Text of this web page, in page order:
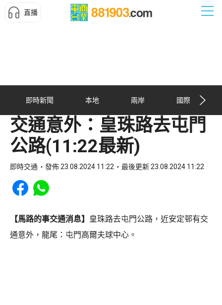
直播
即時新聞 本地 兩岸 國際
交通意外：皇珠路去屯門
公路(11:22最新)
即時交通 發佈 23.08.2024 11:22 最後更新 23.08.2024 11:22
Share to Facebook
Share to WhatsApp
【馬路的事交通消息】
皇珠路去屯門公路，近安定邨有交
通意外，龍尾：屯門高爾夫球中心。